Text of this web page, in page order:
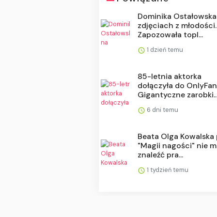
Dominika
zdjęciach z młodości.
Zapozowała topl...
1 dzień temu
85-letnia aktorka
dołączyła do
Gigantyczne
6 dni temu
Beata Olga Kowalska
"Magii nagości" nie
znaleźć pra...
1 tydzień temu